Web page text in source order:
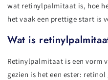
wat retinylpalmitaat is, hoe
het vaak een prettige start is
Wat is
Retinylpalmitaat is een vorm
gezien is het een ester: